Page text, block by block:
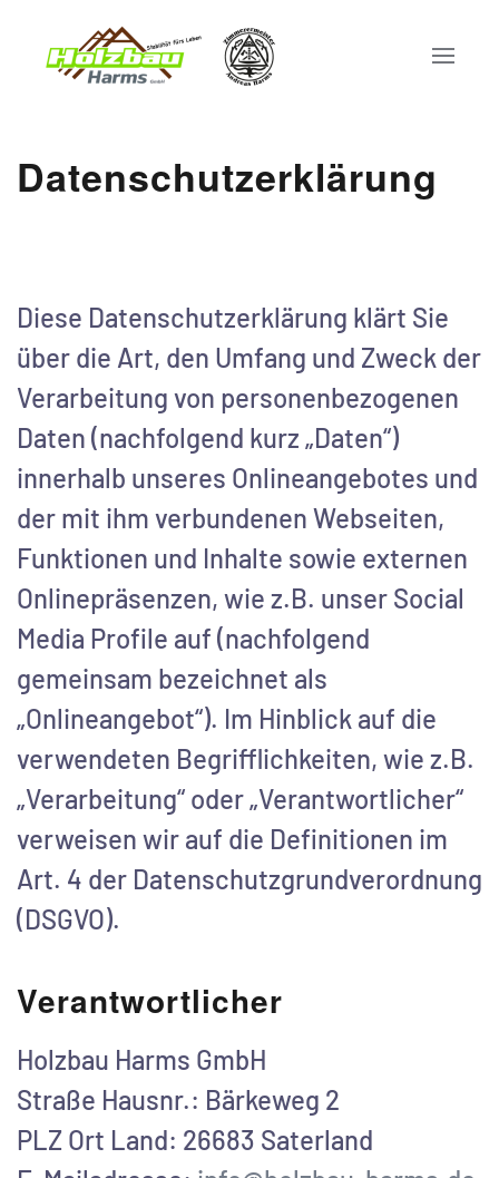
Datenschutzerklärung
Diese Datenschutzerklärung klärt Sie
über die Art, den Umfang und Zweck der
Verarbeitung von personenbezogenen
Daten (nachfolgend kurz „Daten“)
innerhalb unseres Onlineangebotes und
der mit ihm verbundenen Webseiten,
Funktionen und Inhalte sowie externen
Onlinepräsenzen, wie z.B. unser Social
Media Profile auf (nachfolgend
gemeinsam bezeichnet als
„Onlineangebot“). Im Hinblick auf die
verwendeten Begrifflichkeiten, wie z.B.
„Verarbeitung“ oder „Verantwortlicher“
verweisen wir auf die Definitionen im
Art. 4 der Datenschutzgrundverordnung
(DSGVO).
Verantwortlicher
Holzbau Harms GmbH
Straße Hausnr.: Bärkeweg 2
PLZ Ort Land: 26683 Saterland